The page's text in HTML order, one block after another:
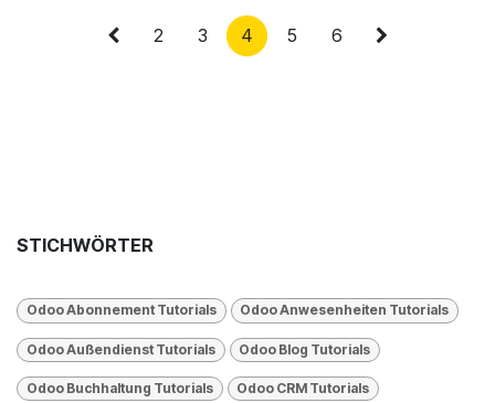
2 3 4 5 6
STICHWÖRTER
Odoo Abonnement Tutorials Odoo Anwesenheiten Tutorials
Odoo Außendienst Tutorials Odoo Blog Tutorials
Odoo Buchhaltung Tutorials Odoo CRM Tutorials